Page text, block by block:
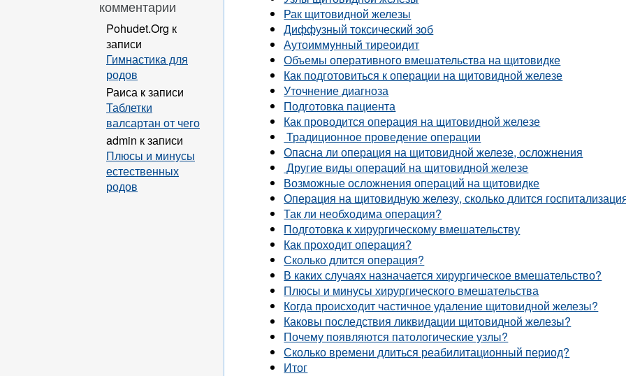
Рак щитовидной железы
Диффузный токсический зоб
Аутоиммунный тиреоидит
Объемы оперативного вмешательства на щитовидке
Как подготовиться к операции на щитовидной железе
Уточнение диагноза
Подготовка пациента
Как проводится операция на щитовидной железе
Традиционное проведение операции
Опасна ли операция на щитовидной железе, осложнения
Другие виды операций на щитовидной железе
Возможные осложнения операций на щитовидке
Операция на щитовидную железу, сколько длится
Так ли необходима операция?
Подготовка к хирургическому вмешательству
Как проходит операция?
Сколько длится операция?
В каких случаях назначается хирургическое вмешательство?
Плюсы и минусы хирургического вмешательства
Когда происходит частичное удаление щитовидной железы?
Каковы последствия ликвидации щитовидной железы?
Почему появляются патологические узлы?
Сколько времени длиться реабилитационный период?
Итог
комментарии
Pohudet.Org к
записи
Гимнастика для
родов
Раиса к записи
Таблетки
валсартан от чего
admin к записи
Плюсы и минусы
естественных
родов